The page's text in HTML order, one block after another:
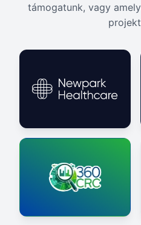
támogatunk, vagy